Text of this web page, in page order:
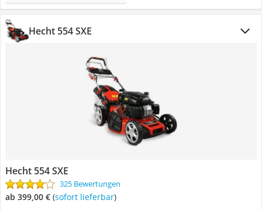
Hecht 554 SXE
Hecht 554 SXE
325 Bewertungen
ab 399,00 € ( Sofort lieferbar)